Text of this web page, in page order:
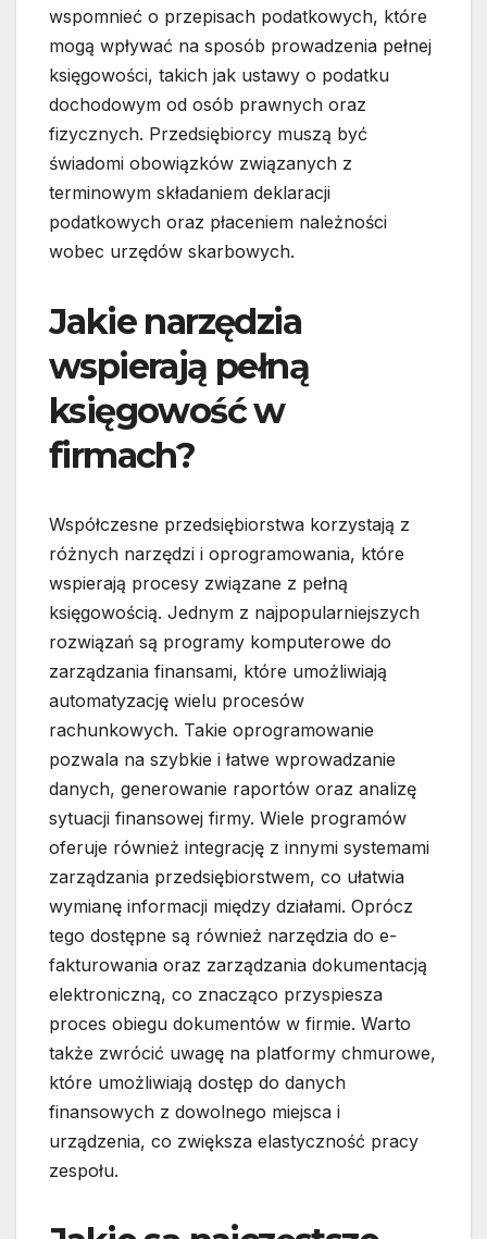
wspomnieć o przepisach podatkowych, które
mogą wpływać na sposób prowadzenia pełnej
księgowości, takich jak ustawy o podatku
dochodowym od osób prawnych oraz
fizycznych. Przedsiębiorcy muszą być
świadomi obowiązków związanych z
terminowym składaniem deklaracji
podatkowych oraz płaceniem należności
wobec urzędów skarbowych.
Jakie narzędzia
wspierają pełną
księgowość w
firmach?
Współczesne przedsiębiorstwa korzystają z
różnych narzędzi i oprogramowania, które
wspierają procesy związane z pełną
księgowością. Jednym z najpopularniejszych
rozwiązań są programy komputerowe do
zarządzania finansami, które umożliwiają
automatyzację wielu procesów
rachunkowych. Takie oprogramowanie
pozwala na szybkie i łatwe wprowadzanie
danych, generowanie raportów oraz analizę
sytuacji finansowej firmy. Wiele programów
oferuje również integrację z innymi systemami
zarządzania przedsiębiorstwem, co ułatwia
wymianę informacji między działami. Oprócz
tego dostępne są również narzędzia do e-
fakturowania oraz zarządzania dokumentacją
elektroniczną, co znacząco przyspiesza
proces obiegu dokumentów w firmie. Warto
także zwrócić uwagę na platformy chmurowe,
które umożliwiają dostęp do danych
finansowych z dowolnego miejsca i
urządzenia, co zwiększa elastyczność pracy
zespołu.